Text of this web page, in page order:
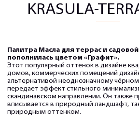
KRASULA-
Палитра Масла для террас и
пополнилась цветом «Графит».
Этот популярный оттенок в дизайне
домов, коммерческих помещений
альтернативой неоднозначному
передает эффект стильного
скандинавском направлении. Он также
вписывается в природный ландшафт,
природным оттенком.